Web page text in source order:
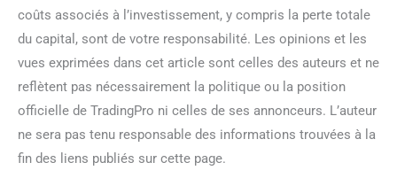
coûts associés à l’investissement, y compris la perte totale
du capital, sont de votre responsabilité. Les opinions et les
vues exprimées dans cet article sont celles des auteurs et ne
reflètent pas nécessairement la politique ou la position
officielle de TradingPro ni celles de ses annonceurs. L’auteur
ne sera pas tenu responsable des informations trouvées à la
fin des liens publiés sur cette page.